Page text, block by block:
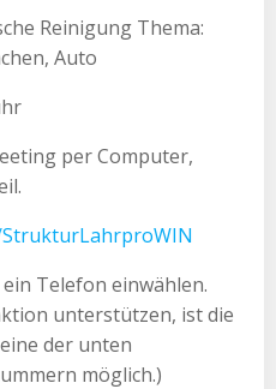
Reinigung Thema:
Auto
per Computer,
Telefon einwählen.
unterstützen, ist die
der unten
möglich.)